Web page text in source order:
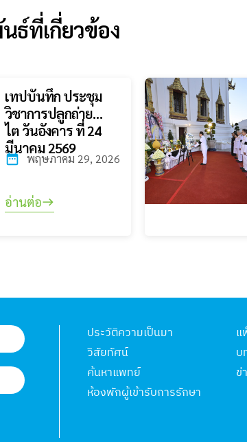
ธ์ที่เกี่ยวข้อง
เทปบันทึก ประชุม
วิชาการปลูกถ่าย
ไต วันอังคาร ที่ 24
มีนาคม 2569
พฤษภาคม 29, 2026
อ่านต่อ
ประวัติความเป็นมา
วิสัยทัศน์
ค้นหาแพทย์
ห้องพักผู้เข้ารับการรักษา
แ
บ
ข่